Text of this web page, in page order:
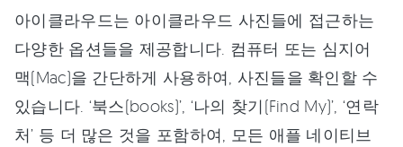
아이클라우드는 아이클라우드 사진들에 접근하는
다양한 옵션들을 제공합니다. 컴퓨터 또는 심지어
맥(Mac)을 간단하게 사용하여, 사진들을 확인할 수
있습니다. ‘북스(books)’, ‘나의 찾기(Find My)’, ‘연락
처’ 등 더 많은 것을 포함하여, 모든 애플 네이티브